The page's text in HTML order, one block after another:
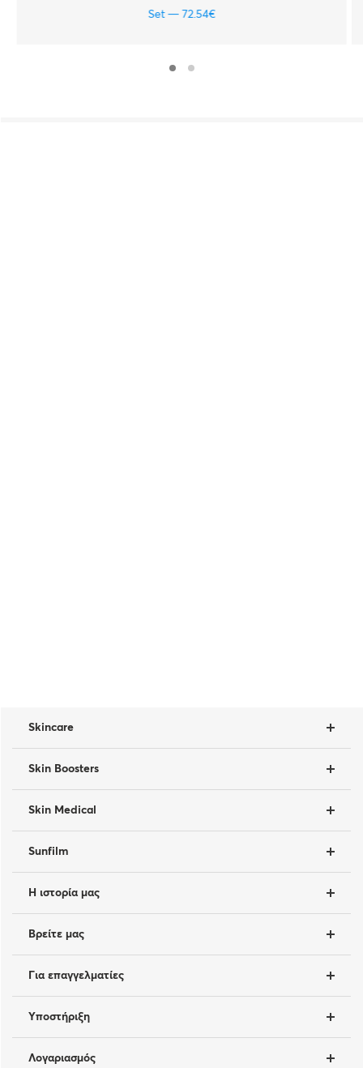
Set 72.54€
Skincare
Skin Boosters
Skin Medical
Sunfilm
Η ιστορία μας
Βρείτε μας
Για επαγγελματίες
Υποστήριξη
Λογαριασμός